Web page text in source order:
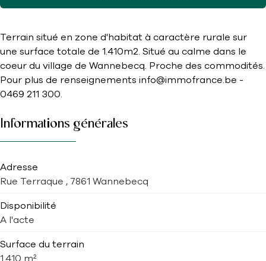
Terrain situé en zone d'habitat à caractère rurale sur
une surface totale de 1.410m2. Situé au calme dans le
coeur du village de Wannebecq. Proche des commodités.
Pour plus de renseignements info@immofrance.be -
0469 211 300.
Informations générales
Adresse
Rue Terraque , 7861 Wannebecq
Disponibilité
A l'acte
Surface du terrain
1.410 m²